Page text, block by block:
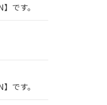
です。
です。